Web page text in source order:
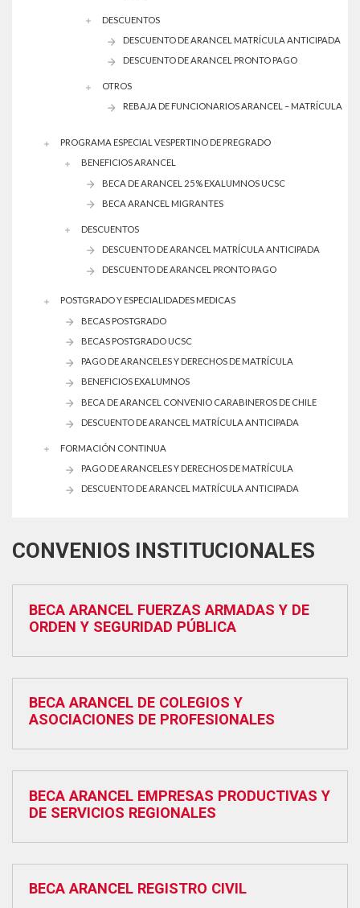
DESCUENTOS
DESCUENTO DE ARANCEL MATRÍCULA ANTICIPADA
DESCUENTO DE ARANCEL PRONTO PAGO
OTROS
REBAJA DE FUNCIONARIOS ARANCEL – MATRÍCULA
PROGRAMA ESPECIAL VESPERTINO DE PREGRADO
BENEFICIOS ARANCEL
BECA DE ARANCEL 25% EXALUMNOS UCSC
BECA ARANCEL MIGRANTES
DESCUENTOS
DESCUENTO DE ARANCEL MATRÍCULA ANTICIPADA
DESCUENTO DE ARANCEL PRONTO PAGO
POSTGRADO Y ESPECIALIDADES MEDICAS
BECAS POSTGRADO
BECAS POSTGRADO UCSC
PAGO DE ARANCELES Y DERECHOS DE MATRÍCULA
BENEFICIOS EXALUMNOS
BECA DE ARANCEL CONVENIO CARABINEROS DE CHILE
DESCUENTO DE ARANCEL MATRÍCULA ANTICIPADA
FORMACIÓN CONTINUA
PAGO DE ARANCELES Y DERECHOS DE MATRÍCULA
DESCUENTO DE ARANCEL MATRÍCULA ANTICIPADA
CONVENIOS INSTITUCIONALES
BECA ARANCEL FUERZAS ARMADAS Y DE
ORDEN Y SEGURIDAD PÚBLICA
BECA ARANCEL DE COLEGIOS Y
ASOCIACIONES DE PROFESIONALES
BECA ARANCEL EMPRESAS PRODUCTIVAS Y
DE SERVICIOS REGIONALES
BECA ARANCEL REGISTRO CIVIL